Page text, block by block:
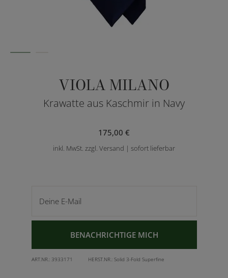
VIOLA MILANO
Krawatte aus Kaschmir in Navy
175,00 €
inkl. MwSt. zzgl. Versand | sofort lieferbar
BENACHRICHTIGE MICH
ART.NR.: 3933171 HERST.NR.: Solid 3-Fold Superfine